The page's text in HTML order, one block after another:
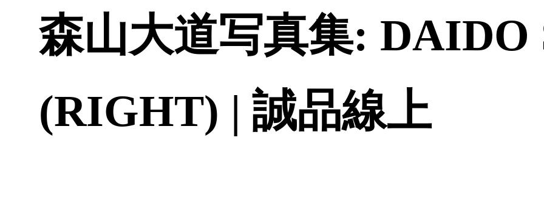
森山大道写真集: DAIDO
(RIGHT) | 誠品線上